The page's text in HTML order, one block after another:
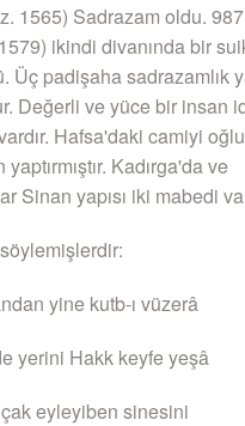
1565) Sadrazam oldu. 987
ikindi divanında bir
Üç padişaha sadrazamlık
Değerli ve yüce bir insan
Hafsa'daki camiyi
Kadırga'da ve
Sinan yapısı iki mabedi
yine kutb-ı vüzerâ
yerini Hakk keyfe yeşâ
çak eyleyiben sinesini